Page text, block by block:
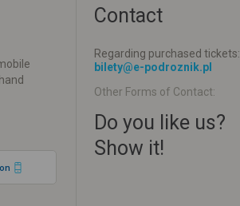
Contact
Regarding purchased tickets:
bilety@e-podroznik.pl
Other Forms of Contact:
Do you like us?
Show it!